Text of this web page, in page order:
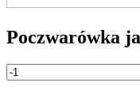
Poczwarówka